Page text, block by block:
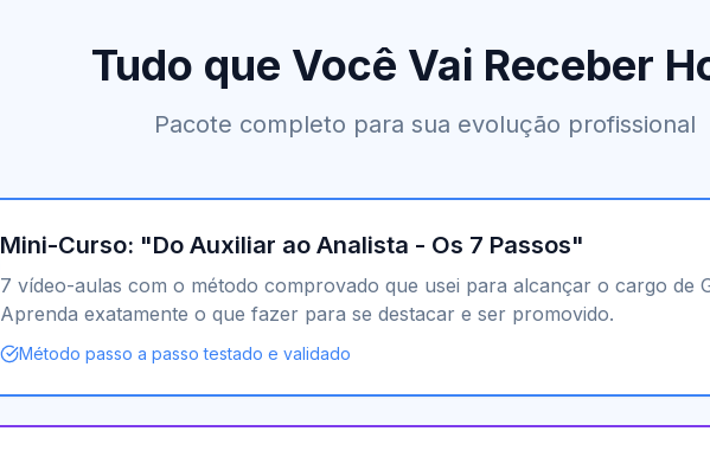
Tudo que Você Vai Receber
Pacote completo para sua evolução profissional
Mini-Curso: "Do Auxiliar ao Analista - Os 7 Passos"
7 vídeo-aulas com o método comprovado que usei para alcançar o cargo de
Aprenda exatamente o que fazer para se destacar e ser promovido.
Método passo a passo testado e validado